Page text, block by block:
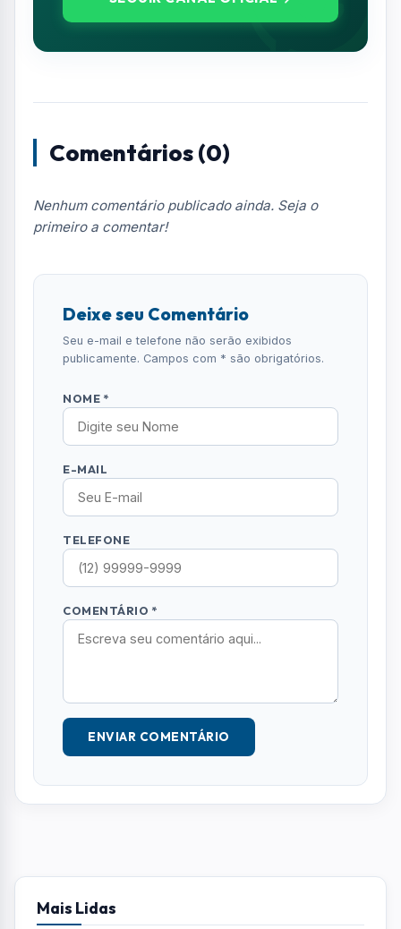
Deixe seu Comentário
NOME *
COMENTÁRIO *
ENVIAR COMENTÁRIO
Mais Lidas
empreendedores da gastronomia em SJC
02 Mãe e filha denunciam líder religioso por
abusos sexuais em Jacareí
03EDP faz operação especial para reduzir
impactos do ciclone
chapas presidenciáveis
05 BRASIL
Polícia Federal aponta que omissão e